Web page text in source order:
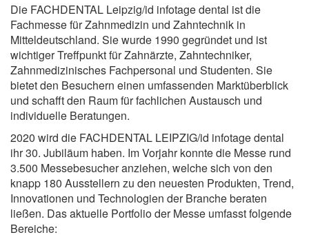
Die FACHDENTAL Leipzig/id infotage dental ist die
Fachmesse für Zahnmedizin und Zahntechnik in
Mitteldeutschland. Sie wurde 1990 gegründet und ist
wichtiger Treffpunkt für Zahnärzte, Zahntechniker,
Zahnmedizinisches Fachpersonal und Studenten. Sie
bietet den Besuchern einen umfassenden Marktüberblick
und schafft den Raum für fachlichen Austausch und
individuelle Beratungen.
2020 wird die FACHDENTAL LEIPZIG/id infotage dental
ihr 30. Jubiläum haben. Im Vorjahr konnte die Messe rund
3.500 Messebesucher anziehen, welche sich von den
knapp 180 Ausstellern zu den neuesten Produkten, Trend,
Innovationen und Technologien der Branche beraten
ließen. Das aktuelle Portfolio der Messe umfasst folgende
Bereiche: